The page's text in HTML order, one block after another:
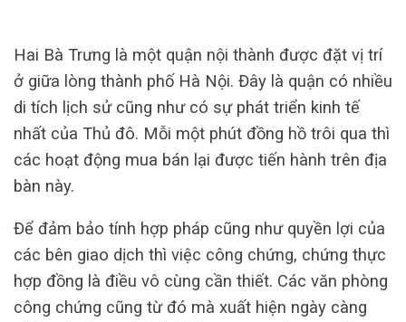
Hai Bà Trưng là một quận nội thành được đặt vị trí
ở giữa lòng thành phố Hà Nội. Đây là quận có nhiều
di tích lịch sử cũng như có sự phát triển kinh tế
nhất của Thủ đô. Mỗi một phút đồng hồ trôi qua thì
các hoạt động mua bán lại được tiến hành trên địa
bàn này.
Để đảm bảo tính hợp pháp cũng như quyền lợi của
các bên giao dịch thì việc công chứng, chứng thực
hợp đồng là điều vô cùng cần thiết. Các văn phòng
công chứng cũng từ đó mà xuất hiện ngày càng